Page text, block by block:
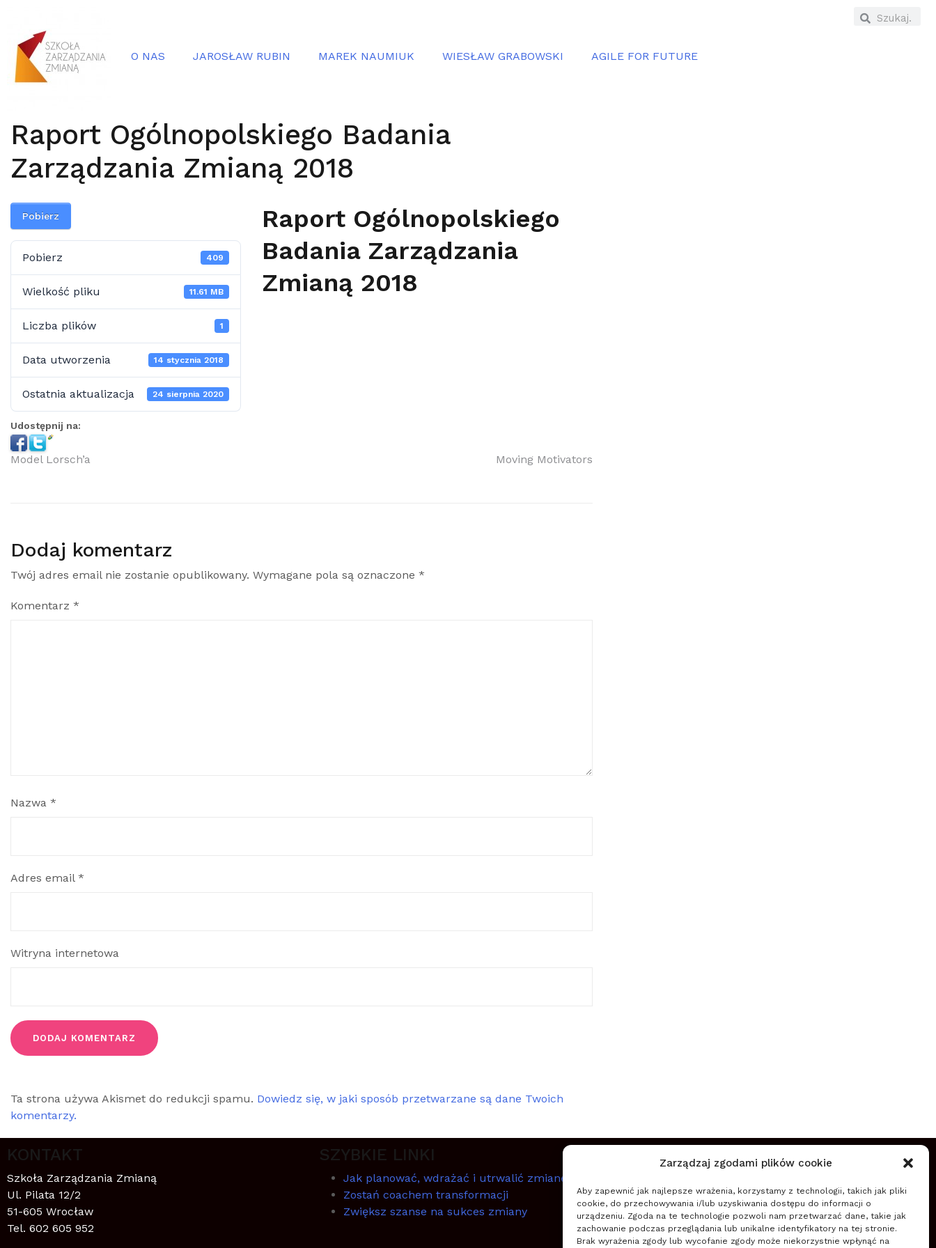
Zarządzaj zgodami plików cookie
Aby zapewnić jak najlepsze wrażenia, korzystamy z technologii, takich jak pliki
cookie, do przechowywania i/lub uzyskiwania dostępu do informacji o
urządzeniu. Zgoda na te technologie pozwoli nam przetwarzać dane, takie jak
zachowanie podczas przeglądania lub unikalne identyfikatory na tej stronie.
Brak wyrażenia zgody lub wycofanie zgody może niekorzystnie wpłynąć na
O NAS JAROSŁAW RUBIN MAREK NAUMIUK WIESŁAW GRABOWSKI AGILE FOR FUTURE
Raport Ogólnopolskiego Badania
Zarządzania Zmianą 2018
Pobierz
Pobierz 409
Wielkość pliku 11.61 MB
Liczba plików 1
Data utworzenia 14 stycznia 2018
Ostatnia aktualizacja 24 sierpnia 2020
Raport Ogólnopolskiego
Badania Zarządzania
Zmianą 2018
Udostępnij na:
Model Lorsch’a Moving Motivators
Dodaj komentarz
Twój adres email nie zostanie opublikowany. Wymagane pola są oznaczone *
Komentarz *
Nazwa *
Adres email *
Witryna internetowa
Ta strona używa Akismet do redukcji spamu. Dowiedz się, w jaki sposób przetwarzane są dane Twoich
komentarzy.
KONTAKT
Szkoła Zarządzania Zmianą
Ul. Pilata 12/2
51-605 Wrocław
Tel. 602 605 952
SZYBKIE LINKI
Jak planować, wdrażać i utrwalić zmianę
Zostań coachem transformacji
Zwiększ szanse na sukces zmiany
O NAS
planowaniu, wdrażaniu i zapewnieniu trwałości zmian
(nowych przedsięwzięć, projektów, innowacji,
transformacji) wykorzystując zwinne podejście do
zarządzania.